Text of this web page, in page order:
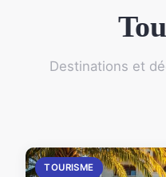
Destinations et
TOURISME